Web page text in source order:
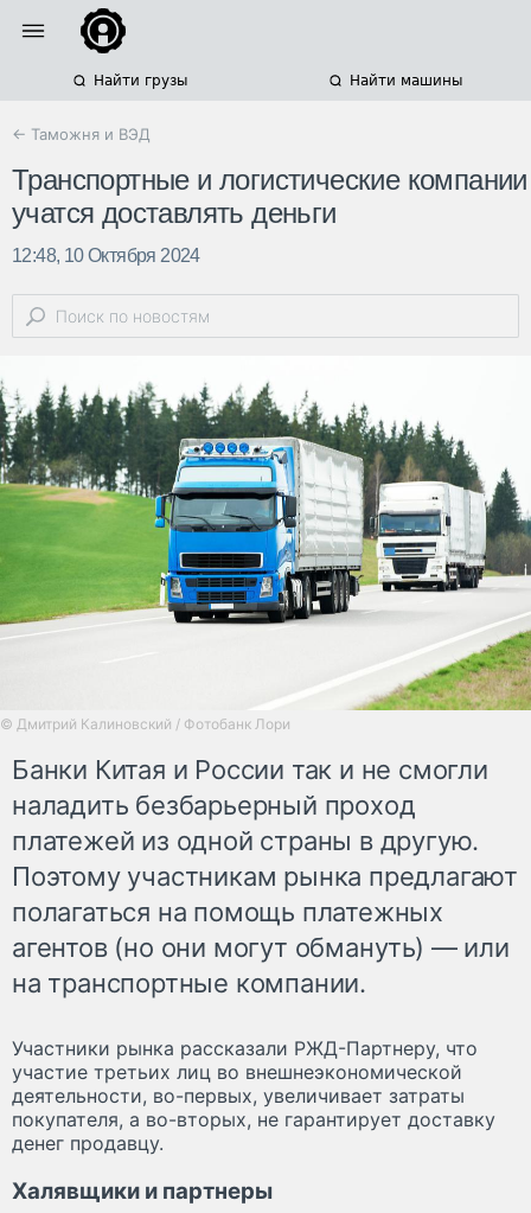
Найти грузы Найти машины
← Таможня и ВЭД
Транспортные и логистические компании
учатся доставлять деньги
12:48, 10 Октября 2024
© Дмитрий Калиновский / Фотобанк Лори
Банки Китая и России так и не смогли
наладить безбарьерный проход
платежей из одной страны в другую.
Поэтому участникам рынка предлагают
полагаться на помощь платежных
агентов (но они могут обмануть) — или
на транспортные компании.
Участники рынка рассказали РЖД-Партнеру, что
участие третьих лиц во внешнеэкономической
деятельности, во-первых, увеличивает затраты
покупателя, а во-вторых, не гарантирует доставку
денег продавцу.
Халявщики и партнеры